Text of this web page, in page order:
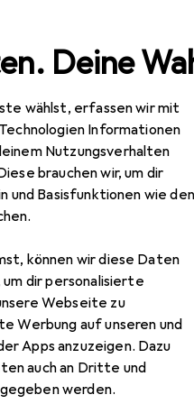
Deine
wählst, erfassen wir mit
Informationen
Nutzungsverhalten
brauchen wir, um dir
und Basisfunktionen wie den
können wir diese Daten
um dir personalisierte
Webseite zu
Werbung auf unseren und
Apps anzuzeigen. Dazu
auch an Dritte und
werden.
IT + Multimedia
EUR
15,43
Philips1x25 CD-
für Philips
Zubehör zum
Relevanz